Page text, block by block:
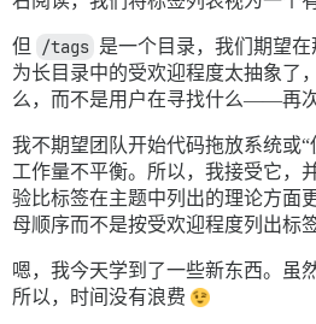
但 /tags 是一个目录，我们期望
为长目录中的受欢迎程度太抽象了
么，而不是用户在寻找什么——再
我不期望团队开始代码拖放系统或
工作量不平衡。所以，我接受它，
验比标签在主题中列出的理论方面
母顺序而不是按受欢迎程度列出标签
嗯，我今天学到了一些新东西。虽
所以，时间没有浪费